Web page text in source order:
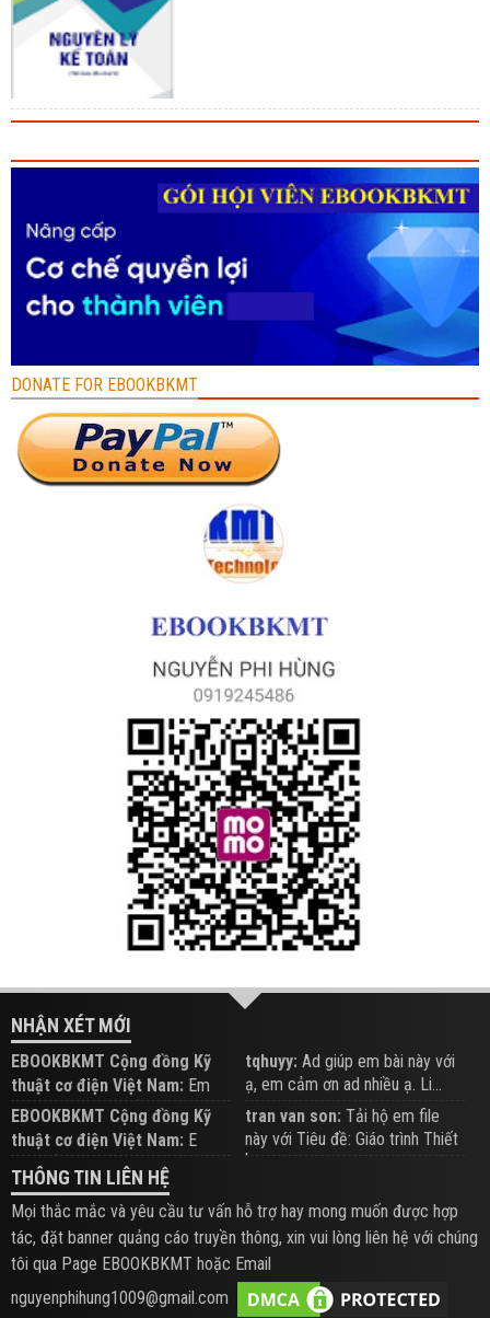
DONATE FOR EBOOKBKMT
NHẬN XÉT MỚI
EBOOKBKMT Cộng đồng Kỹ
thuật cơ điện Việt Nam: Em
đăng trên Group hỗ trợ nhé
tqhuyy: Ad giúp em bài này với
ạ, em cảm ơn ad nhiều ạ. Li...
EBOOKBKMT Cộng đồng Kỹ
thuật cơ điện Việt Nam: E
xem hỗ trợ trên Group
tran van son: Tải hộ em file
này với Tiêu đề: Giáo trình Thiết
b...
THÔNG TIN LIÊN HỆ
Mọi thắc mắc và yêu cầu tư vấn hỗ trợ hay mong muốn được hợp
tác, đặt banner quảng cáo truyền thông, xin vui lòng liên hệ với chúng
tôi qua Page EBOOKBKMT hoặc Email
nguyenphihung1009@gmail.com